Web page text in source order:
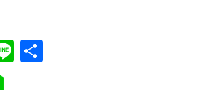
Li